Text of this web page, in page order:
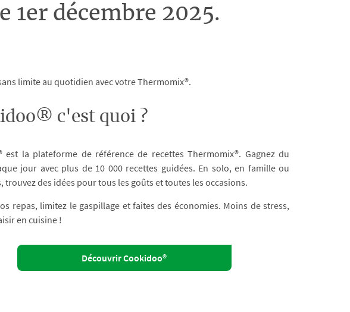
1er décembre 2025.
limite au quotidien avec votre Thermomix®.
c'est quoi ?
est la plateforme de référence de recettes Thermomix®. Gagnez du
jour avec plus de 10 000 recettes guidées. En solo, en famille ou
trouvez des idées pour tous les goûts et toutes les occasions.
repas, limitez le gaspillage et faites des économies. Moins de stress,
en cuisine !
Découvrir Cookidoo®